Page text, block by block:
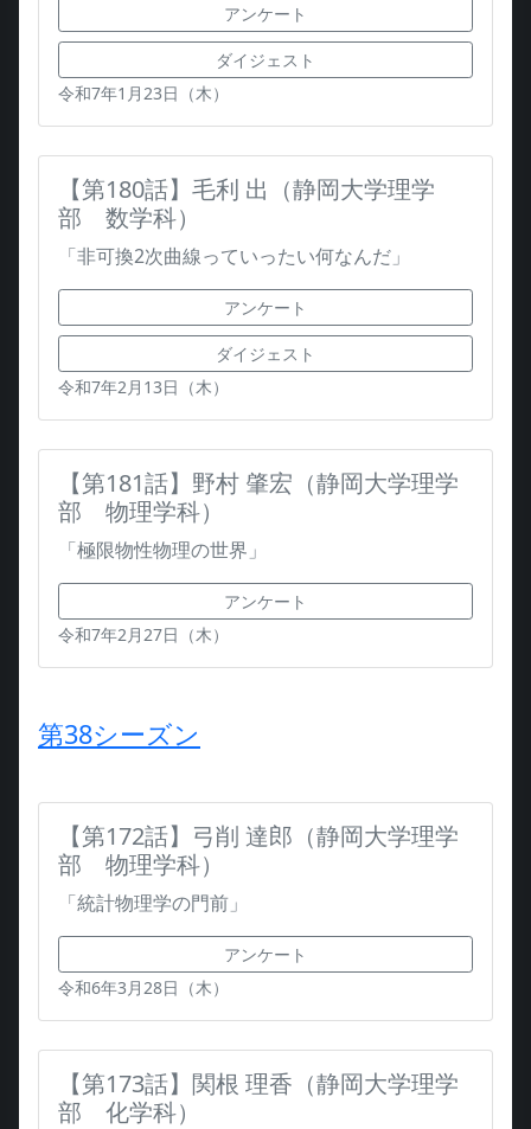
アンケート
ダイジェスト
令和7年1月23日（木）
【第180話】毛利 出（静岡大学理学
部 数学科）
「非可換2次曲線っていったい何なんだ」
アンケート
ダイジェスト
令和7年2月13日（木）
【第181話】野村 肇宏（静岡大学理学
部 物理学科）
「極限物性物理の世界」
アンケート
令和7年2月27日（木）
第38シーズン
【第172話】弓削 達郎（静岡大学理学
部 物理学科）
「統計物理学の門前」
アンケート
令和6年3月28日（木）
【第173話】関根 理香（静岡大学理学
部 化学科）